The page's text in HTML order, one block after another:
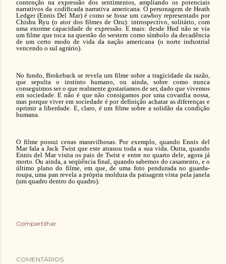
contenção na expressão dos sentimentos, ampliando os potenciais
narrativos da codificada narrativa americana. O personagem de Heath
Ledger (Ennis Del Mar) é como se fosse um cawboy representado por
Chishu Ryu (o ator dos filmes de Ozu): introspectivo, solitário, com
uma enorme capacidade de expressão. E mais: desde Hud não se via
um filme que toca na questão do western como símbolo da decadência
de um certo modo de vida da nação americana (o norte industrial
vencendo o sul agrário).
No fundo, Brokeback se revela um filme sobre a tragicidade da razão,
que sepulta o instinto humano, ou ainda, sobre como nunca
conseguimos ser o que realmente gostaríamos de ser, dado que vivemos
em sociedade. E não é que não consigamos por uma covardia nossa,
mas porque viver em sociedade é por definição achatar as diferenças e
oprimir a liberdade. E, claro, é um filme sobre a solidão da condição
humana.
O filme possui cenas maravilhosas. Por exemplo, quando Ennis del
Mar fala a Jack Twist que este atrasou toda a sua vida. Outra, quando
Ennis del Mar visita os pais de Twist e entre no quarto dele, agora já
morto. Ou ainda, a seqüência final, quando sabemos do casamento, e o
último plano do filme, em que, de uma foto pendurada no guarda-
roupa, uma pan revela a própria moldura da paisagem vista pela janela
(um quadro dentro do quadro).
Compartilhar
COMENTÁRIOS